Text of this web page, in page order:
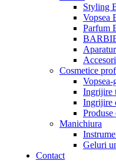
Styling
Vopsea
Parfum
Cosmetice
Vopsea-
Ingrijire
Ingrijire
Produse
Manichiura
Geluri
Contact